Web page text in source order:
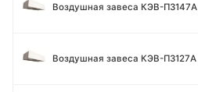
Воздушная завеса КЭВ-П3147A
Воздушная завеса КЭВ-П3127A